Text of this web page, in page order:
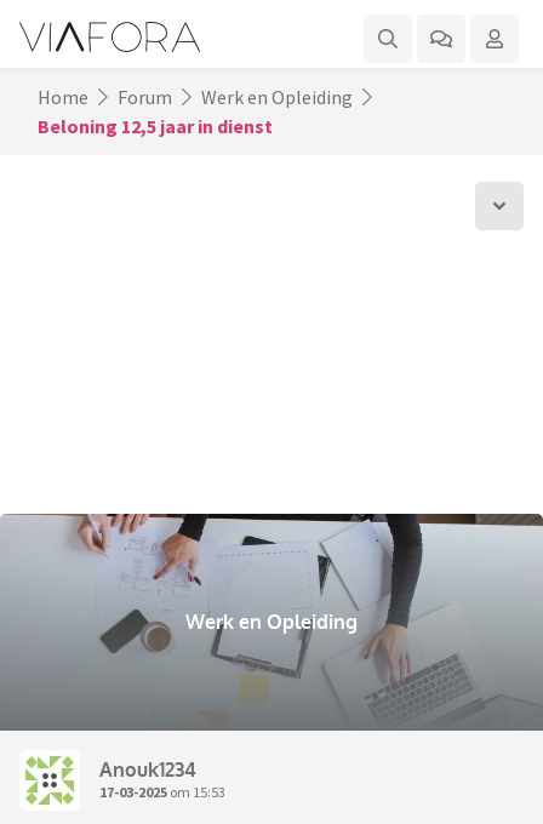
Home Forum
Werk en Opleiding
Beloning 12,5 jaar in dienst
Werk en Opleiding
Anouk1234
17-03-2025 om 15:53